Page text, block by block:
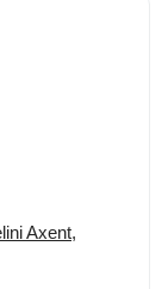
Axent,